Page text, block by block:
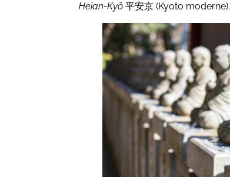
Heian-Kyō 平安京 (Kyoto moderne).